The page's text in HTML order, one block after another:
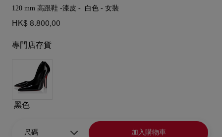
120 mm 高跟鞋 -漆皮 - 白色 - 女裝
HK$ 8.800,00
專門店存貨
黑色
尺碼 加入購物車